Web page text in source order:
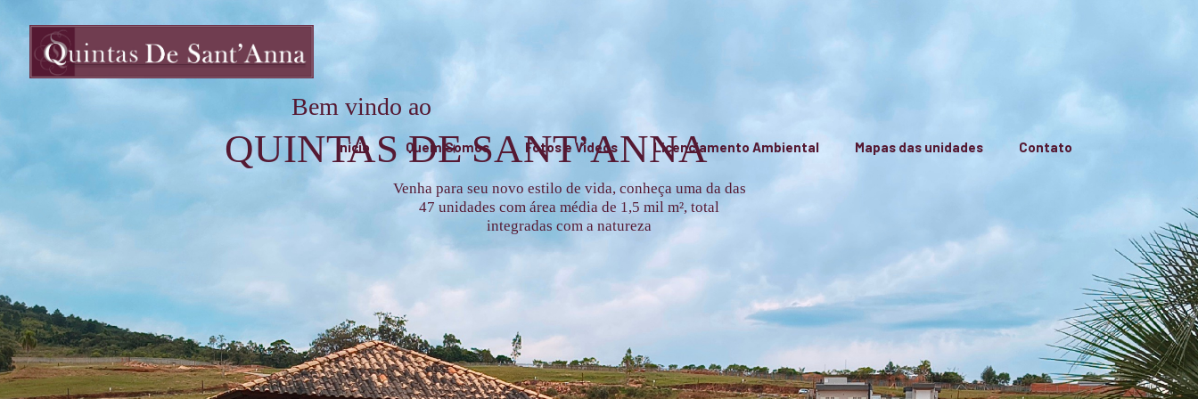
Início Quem Somos Fotos e Vídeos Licenciamento Ambiental Mapas das unidades Contato
Bem vindo ao
QUINTAS DE SANT’ANNA
Venha para seu novo estilo de vida, conheça uma da das
47 unidades com área média de 1,5 mil m², total
integradas com a natureza